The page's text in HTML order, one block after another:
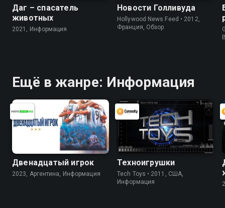
Даг – спасатель
животных
2021, Информация
Новости Голливуда
Hollywood News Feed • 2012,
Франция, Обзор
Ещё в жанре: Информация
Двенадцатый игрок
2023, Аргентина, Информация
Техноигрушки
Tech Toys • 2011, США,
Информация